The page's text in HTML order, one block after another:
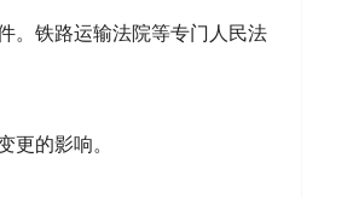
。铁路运输法院等专门人民法
更的影响。